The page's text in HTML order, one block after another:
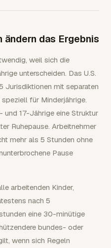
das Ergebnis
weil sich die
unterscheiden. Das U.S.
Jurisdiktionen mit separaten
für Minderjährige.
und 17-Jährige eine Struktur
Ruhepause. Arbeitnehmer
mehr als 5 Stunden ohne
Pause
arbeitenden Kinder,
nach 5
eine 30-minütige
bundes- oder
wenn sich Regeln